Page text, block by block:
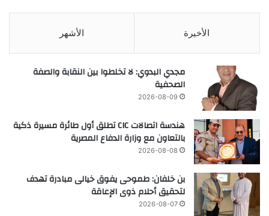
الأخيرة الأشهر
مجدي البدوي: لا تخلطوا بين النقابة والصفة
الصحفية
2026-08-09
هندسة اتصالات CIC تطلق أول طائرة مسيرة ذكية
بالتعاون مع وزارة الدفاع المصرية
2026-08-08
بن خلفان: طموحى يفوق خيالى مبادرة تهدف
لتحقيق أحلام ذوى الإعاقة
2026-08-07